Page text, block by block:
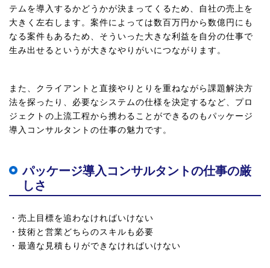
テムを導入するかどうかが決まってくるため、自社の売上を
大きく左右します。案件によっては数百万円から数億円にも
なる案件もあるため、そういった大きな利益を自分の仕事で
生み出せるというが大きなやりがいにつながります。
また、クライアントと直接やりとりを重ねながら課題解決方
法を探ったり、必要なシステムの仕様を決定するなど、プロ
ジェクトの上流工程から携わることができるのもパッケージ
導入コンサルタントの仕事の魅力です。
パッケージ導入コンサルタントの仕事の厳
しさ
・売上目標を追わなければいけない
・技術と営業どちらのスキルも必要
・最適な見積もりができなければいけない